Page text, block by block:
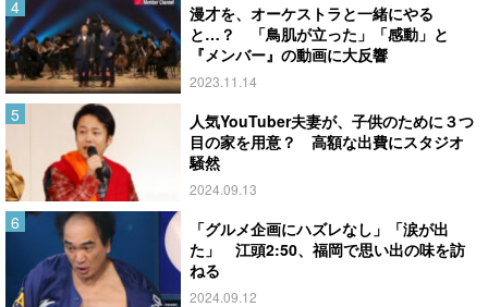
漫才を、オーケストラと一緒にやる
と…？ 「鳥肌が立った」「感動」と
『メンバー』の動画に大反響
2023.11.14
人気YouTuber夫妻が、子供のために３つ
目の家を用意？ 高額な出費にスタジオ
騒然
2024.09.13
「グルメ企画にハズレなし」「涙が出
た」 江頭2:50、福岡で思い出の味を訪
ねる
2024.09.12